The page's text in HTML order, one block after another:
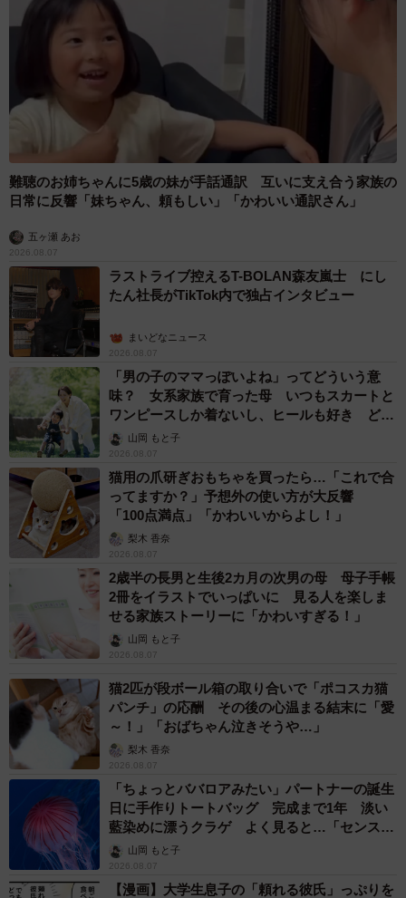
6/7
ると感じる場合、特に効果を感じる施策は何か（提供画像）
こうした「理想の時間」を確保するためには、個人の努力
だけでなく、学校全体での環境整備が不可欠ですが、実際
には、69.5％が「勤務校での働き方改革は進んでいない」
と回答。
一方、「働き方改革が進んでいる」と答えた人に、「特に
効果を感じる施策」を聞いたところ、「校務の削減（書
類・会議の簡素化、決裁フローの改善）」（39.6％）、
「校務支援システムの導入・拡充（成績処理・出欠管理・
校務分掌のデジタル化など）」（32.5％）、「業務フロー
の改善・標準化 （教務・庶務・行事運営の手順整理、年
間計画の見直し）」（23.4％）といった物理的な人員増よ
りも「校務の削減」や「システム導入」が上位に挙げられ
7/7
難聴のお姉ちゃんに5歳の妹が手話通訳 互いに支え合う家族の
日常に反響「妹ちゃん、頼もしい」「かわいい通訳さん」
五ヶ瀬 あお
2026.08.07
ラストライブ控えるT-BOLAN森友嵐士 にし
たん社長がTikTok内で独占インタビュー
まいどなニュース
2026.08.07
「男の子のママっぽいよね」ってどういう意
味？ 女系家族で育った母 いつもスカートと
ワンピースしか着ないし、ヒールも好き どの
へんが…
山岡 もと子
2026.08.07
猫用の爪研ぎおもちゃを買ったら…「これで合
ってますか？」予想外の使い方が大反響
「100点満点」「かわいいからよし！」
梨木 香奈
2026.08.07
2歳半の長男と生後2カ月の次男の母 母子手帳
2冊をイラストでいっぱいに 見る人を楽しま
せる家族ストーリーに「かわいすぎる！」
山岡 もと子
2026.08.07
猫2匹が段ボール箱の取り合いで「ポコスカ猫
パンチ」の応酬 その後の心温まる結末に「愛
～！」「おばちゃん泣きそうや…」
梨木 香奈
2026.08.07
「ちょっとババロアみたい」パートナーの誕生
日に手作りトートバッグ 完成まで1年 淡い
藍染めに漂うクラゲ よく見ると…「センスす
ごい」山岡 もと子
2026.08.07
【漫画】大学生息子の「頼れる彼氏」っぷりを